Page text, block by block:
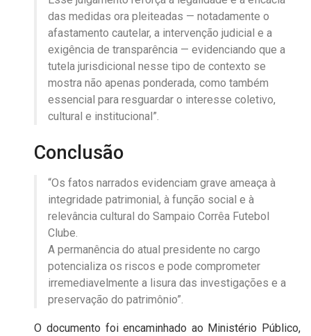
das medidas ora pleiteadas — notadamente o
afastamento cautelar, a intervenção judicial e a
exigência de transparência — evidenciando que a
tutela jurisdicional nesse tipo de contexto se
mostra não apenas ponderada, como também
essencial para resguardar o interesse coletivo,
cultural e institucional”.
Conclusão
“Os fatos narrados evidenciam grave ameaça à
integridade patrimonial, à função social e à
relevância cultural do Sampaio Corrêa Futebol
Clube.
A permanência do atual presidente no cargo
potencializa os riscos e pode comprometer
irremediavelmente a lisura das investigações e a
preservação do patrimônio”.
O documento foi encaminhado ao Ministério Público,